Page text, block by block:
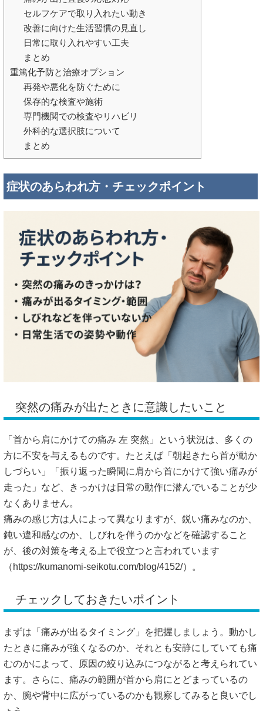
セルフケアで取り入れたい動き
改善に向けた生活習慣の見直し
日常に取り入れやすい工夫
まとめ
重篤化予防と治療オプション
再発や悪化を防ぐために
保存的な検査や施術
専門機関での検査やリハビリ
外科的な選択肢について
まとめ
症状のあらわれ方・チェックポイント
突然の痛みが出たときに意識したいこと
「首から肩にかけての痛み 左 突然」という状況は、多くの
方に不安を与えるものです。たとえば「朝起きたら首が動か
しづらい」「振り返った瞬間に肩から首にかけて強い痛みが
走った」など、きっかけは日常の動作に潜んでいることが少
なくありません。
痛みの感じ方は人によって異なりますが、鋭い痛みなのか、
鈍い違和感なのか、しびれを伴うのかなどを確認すること
が、後の対策を考える上で役立つと言われています
（ https://kumanomi-seikotu.com/blog/4152/）。
チェックしておきたいポイント
まずは「痛みが出るタイミング」を把握しましょう。動かし
たときに痛みが強くなるのか、それとも安静にしていても痛
むのかによって、原因の絞り込みにつながると考えられてい
ます。さらに、痛みの範囲が首から肩にとどまっているの
か、腕や背中に広がっているのかも観察してみると良いでし